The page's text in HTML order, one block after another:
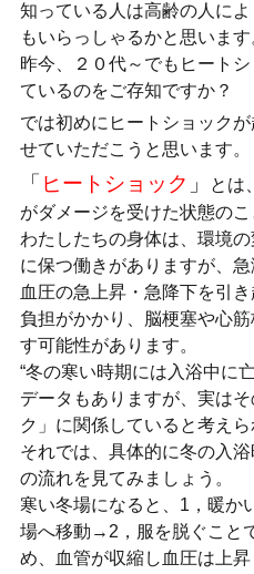
知っている人は高齢の人に
もいらっしゃるかと思います
昨今、２０代～でもヒート
ているのをご存知ですか？
では初めにヒートショック
せていただこうと思います。
「 ヒートショック 」
とは
がダメージを受けた状態のこ
わたしたちの身体は、環境
に保つ働きがありますが、
血圧の急上昇・急降下を引
負担がかかり、脳梗塞や心
す可能性があります。
“冬の寒い時期には入浴中に
データもありますが、実は
ク」に関係していると考えら
それでは、具体的に冬の入
の流れを見てみましょう。
寒い冬場になると、1，暖か
場へ移動→2，服を脱ぐこと
め、血管が収縮し血圧は上